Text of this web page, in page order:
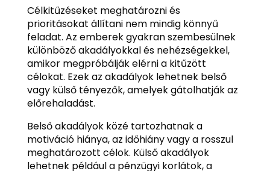
Célkitűzéseket meghatározni és
prioritásokat állítani nem mindig könnyű
feladat. Az emberek gyakran szembesülnek
különböző akadályokkal és nehézségekkel,
amikor megpróbálják elérni a kitűzött
célokat. Ezek az akadályok lehetnek belső
vagy külső tényezők, amelyek gátolhatják az
előrehaladást.
Belső akadályok közé tartozhatnak a
motiváció hiánya, az időhiány vagy a rosszul
meghatározott célok. Külső akadályok
lehetnek például a pénzügyi korlátok, a